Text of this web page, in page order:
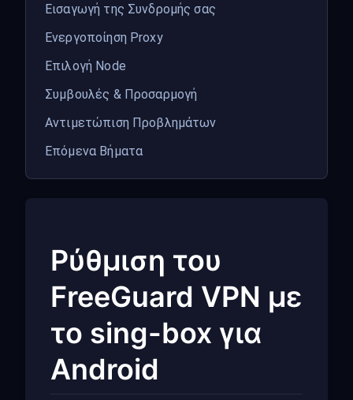
Εισαγωγή της Συνδρομής σας
Ενεργοποίηση Proxy
Επιλογή Node
Συμβουλές & Προσαρμογή
Αντιμετώπιση Προβλημάτων
Επόμενα Βήματα
Ρύθμιση του
FreeGuard VPN με
το sing-box για
Android